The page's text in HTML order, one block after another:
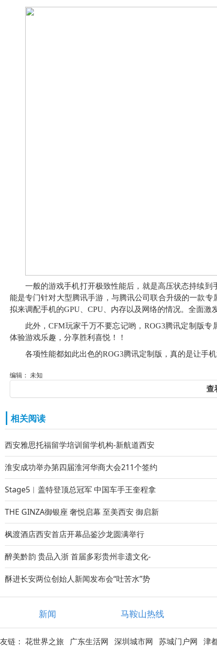
一般的游戏手机打开极致性能后，就是高压状态持续
能是专门针对大型腾讯手游，与腾讯公司联合升级的一款
拟来调配手机的GPU、CPU、内存以及网络的情况。全面
此外，CFM玩家千万不要忘记哟，ROG3腾讯定制版
体验游戏乐趣，分享胜利喜悦！！
各项性能都如此出色的ROG3腾讯定制版，真的是让手
编辑： 未知
查
相关阅读
西安雅思托福留学培训留学机构-新航道西安
淮安成功举办第四届淮河华商大会211个签约
Stage5︱盖特登顶总冠军 中国车手王奎程拿
THE GINZA御银座 奢悦启幕 至美西安 御启新
枫渡酒店西安首店开幕品鉴沙龙圆满举行
醉美黔韵 贵品入浙 首届多彩贵州非遗文化-
酥进长安两位创始人新闻发布会“吐苦水”势
新闻 马鞍山热线
友链： 花世界之旅 广东生活网 深圳城市网 苏城门户网 津